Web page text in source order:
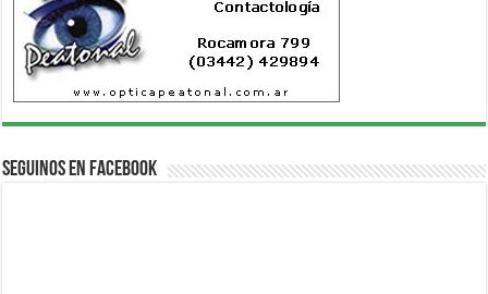
Seguinos en Facebook